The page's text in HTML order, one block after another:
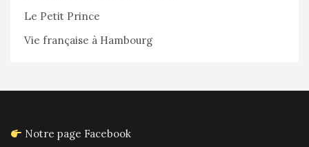
Le Petit Prince
Vie française à Hambourg
Notre page Facebook